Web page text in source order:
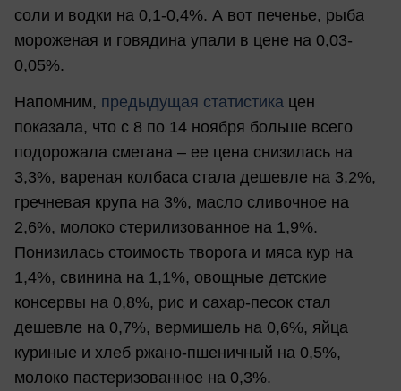
соли и водки на 0,1-0,4%. А вот печенье, рыба
мороженая и говядина упали в цене на 0,03-
0,05%.
Напомним, предыдущая статистика цен
показала, что с 8 по 14 ноября больше всего
подорожала сметана – ее цена снизилась на
3,3%, вареная колбаса стала дешевле на 3,2%,
гречневая крупа на 3%, масло сливочное на
2,6%, молоко стерилизованное на 1,9%.
Понизилась стоимость творога и мяса кур на
1,4%, свинина на 1,1%, овощные детские
консервы на 0,8%, рис и сахар-песок стал
дешевле на 0,7%, вермишель на 0,6%, яйца
куриные и хлеб ржано-пшеничный на 0,5%,
молоко пастеризованное на 0,3%.